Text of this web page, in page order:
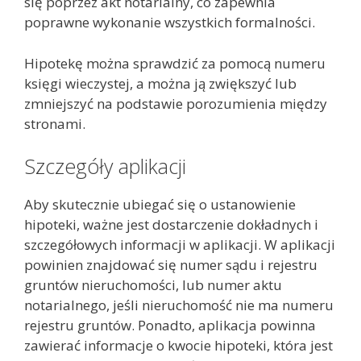
poprawne wykonanie wszystkich formalności.
Hipotekę można sprawdzić za pomocą numeru
księgi wieczystej, a można ją zwiększyć lub
zmniejszyć na podstawie porozumienia między
stronami.
Szczegóły aplikacji
Aby skutecznie ubiegać się o ustanowienie
hipoteki, ważne jest dostarczenie dokładnych i
szczegółowych informacji w aplikacji. W aplikacji
powinien znajdować się numer sądu i rejestru
gruntów nieruchomości, lub numer aktu
notarialnego, jeśli nieruchomość nie ma numeru
rejestru gruntów. Ponadto, aplikacja powinna
zawierać informacje o kwocie hipoteki, która jest